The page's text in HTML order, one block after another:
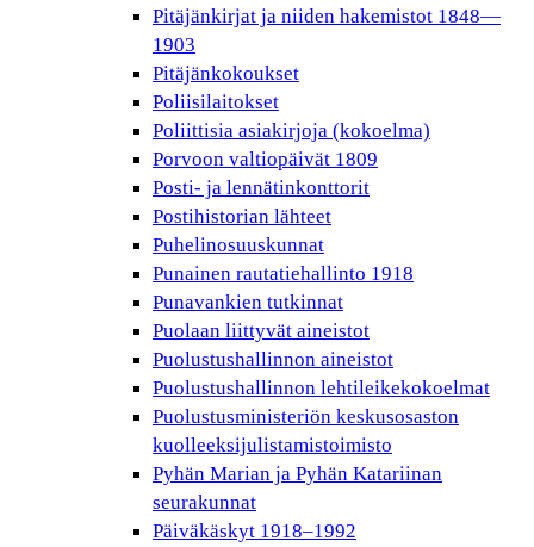
Pitäjänkirjat ja niiden hakemistot 1848—
1903
Pitäjänkokoukset
Poliisilaitokset
Poliittisia asiakirjoja (kokoelma)
Porvoon valtiopäivät 1809
Posti- ja lennätinkonttorit
Postihistorian lähteet
Puhelinosuuskunnat
Punainen rautatiehallinto 1918
Punavankien tutkinnat
Puolaan liittyvät aineistot
Puolustushallinnon aineistot
Puolustushallinnon lehtileikekokoelmat
Puolustusministeriön keskusosaston
kuolleeksijulistamistoimisto
Pyhän Marian ja Pyhän Katariinan
seurakunnat
Päiväkäskyt 1918–1992